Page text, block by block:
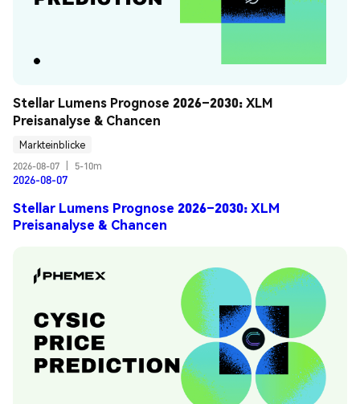
Stellar Lumens Prognose 2026–2030: XLM
Preisanalyse & Chancen
Markteinblicke
2026-08-07
5-10m
2026-08-07
Stellar Lumens Prognose 2026–2030: XLM
Preisanalyse & Chancen